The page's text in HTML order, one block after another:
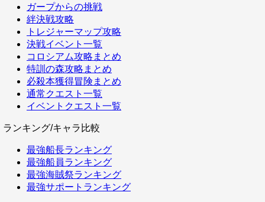
ガープからの挑戦
絆決戦攻略
トレジャーマップ攻略
決戦イベント一覧
コロシアム攻略まとめ
特訓の森攻略まとめ
必殺本獲得冒険まとめ
通常クエスト一覧
イベントクエスト一覧
ランキング/キャラ比較
最強船長ランキング
最強船員ランキング
最強海賊祭ランキング
最強サポートランキング